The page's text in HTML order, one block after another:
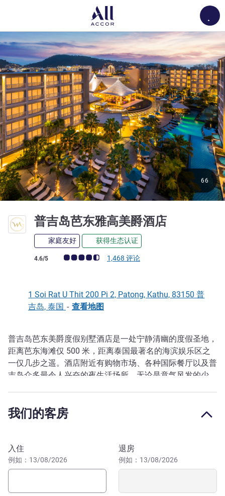
普吉岛芭东雅高美爵酒店
家庭友好 获得生态认证
客户意见评级 (ALL 评级)
4.6/5 1,468 评论
66
1 Soi Rat U Thit 200 Pi 2, Patong, Kathu, 83150 普
吉岛, 泰国 - 查看地图
描述
普吉岛芭东美爵度假别墅酒店是一处宁静清幽的度假圣地，
距离芭东海滩仅 500 米，距离泰国最著名的海滨娱乐区之
一仅几步之遥。酒店附近有购物市场、各种国际餐厅以及普
吉岛众多最令人兴奋的夜生活场所。无论是意气风发的少
普吉岛热门的芭东海滩被广泛认为是亚洲最受推崇的目的地
文化遗产，一定能为您带来惊喜与愉悦。
普吉岛芭东美爵度假别墅酒店是一处宁静清幽的度假圣地，
我们的客房
预订此酒店
入住
例如：13/08/2026
退房
例如：13/08/2026